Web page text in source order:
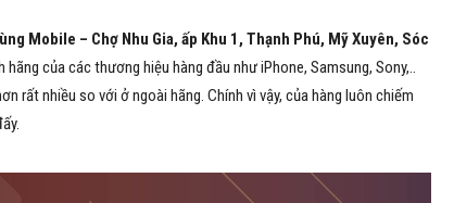
Mobile – Chợ Nhu Gia, ấp Khu 1, Thạnh Phú, Mỹ Xuyên, Sóc
của các thương hiệu hàng đầu như iPhone, Samsung, Sony,..
rất nhiều so với ở ngoài hãng. Chính vì vậy, của hàng luôn chiếm